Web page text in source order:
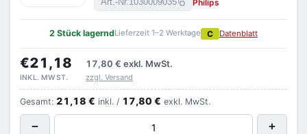
Art.-Nr.1030009035 Philips
2 Stück lagerndLieferzeit 1–2 Werktage C Datenblatt
€21,18 17,80 € exkl. MwSt.
INKL. MWST. zzgl. Versand
Gesamt: 21,18 € inkl. / 17,80 € exkl. MwSt.
− +